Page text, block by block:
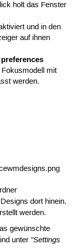
holt das Fenster
und in den
auf ihnen
preferences
mit
werden.
dort hinein.
werden.
gewünschte
unter "Settings